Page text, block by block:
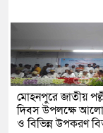
মোহনপুরে জাতীয়
দিবস উপলক্ষে
ও বিভিন্ন উপকরণ